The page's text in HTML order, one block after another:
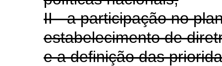
II - a participação no
estabelecimento de
e a definição das